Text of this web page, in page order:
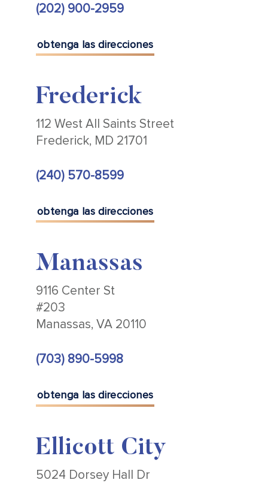
(202) 900-2959
obtenga las direcciones
Frederick
112 West All Saints Street
Frederick, MD 21701
(240) 570-8599
obtenga las direcciones
Manassas
9116 Center St
#203
Manassas, VA 20110
(703) 890-5998
obtenga las direcciones
Ellicott City
5024 Dorsey Hall Dr